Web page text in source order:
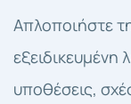
Απλοποιήστε
εξειδικευμένη
υποθέσεις,